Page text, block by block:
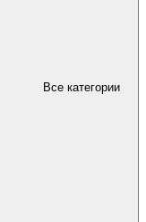
Все категории